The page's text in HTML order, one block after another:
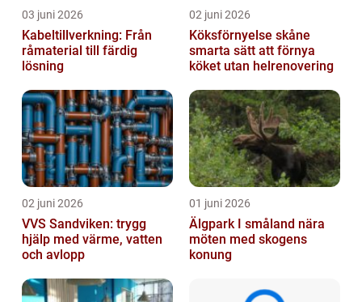
03 juni 2026
Kabeltillverkning: Från
råmaterial till färdig
lösning
02 juni 2026
Köksförnyelse skåne
smarta sätt att förnya
köket utan helrenovering
02 juni 2026
VVS Sandviken: trygg
hjälp med värme, vatten
och avlopp
01 juni 2026
Älgpark I småland nära
möten med skogens
konung